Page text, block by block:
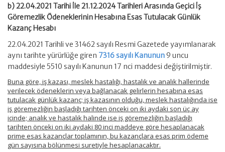
b) 22.04.2021 Tarihi İle 21.12.2024 Tarihleri Arasında Geçici İş
Göremezlik Ödeneklerinin Hesabına Esas Tutulacak Günlük
Kazanç Hesabı
22.04.2021 Tarihli ve 31462 sayılı Resmi Gazetede yayımlanarak
aynı tarihte yürürlüğe giren 7316 sayılı Kanunun9 uncu
maddesiyle 5510 sayılı Kanunun 17 nci maddesi değiştirilmiştir.
Buna göre, iş kazası, meslek hastalığı, hastalık ve analık hallerinde
verilecek ödeneklerin veya bağlanacak gelirlerin hesabına esas
tutulacak günlük kazanç; iş kazasının olduğu, meslek hastalığında ise
iş göremezliğin başladığı tarihten önceki on iki aydaki son üç ay
içinde; analık ve hastalık halinde ise iş göremezliğin başladığı
tarihten önceki on iki aydaki 80 inci maddeye göre hesaplanacak
prime esas kazançlar toplamının, bu kazançlara esas prim ödeme
gün sayısına bölünmesi suretiyle hesaplanacaktır.